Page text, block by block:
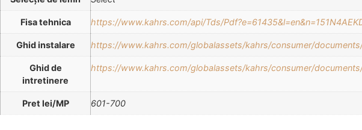
Fisa tehnica https://www.kahrs.com/api/Tds/
Ghid instalare https://www.kahrs.com/globalassets/kahrs/consumer/
Ghid de
intretinere
https://www.kahrs.com/globalassets/kahrs/consumer/
Pret lei/MP 601-700